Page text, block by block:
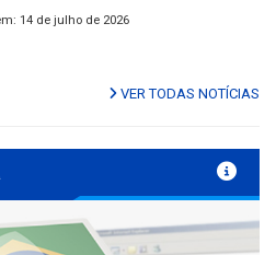
14 de julho de 2026
VER TODAS NOTÍCIAS